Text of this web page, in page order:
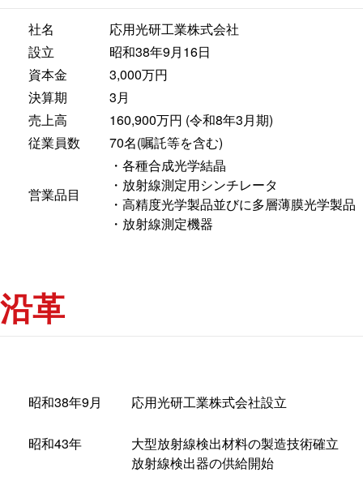
社名
応用光研工業株式会社
設立
昭和38年9月16日
資本金
3,000万円
決算期
3月
売上高
160,900万円 (令和8年3月期)
従業員数
70名(嘱託等を含む)
営業品目
・各種合成光学結晶
・放射線測定用シンチレータ
・高精度光学製品並びに多層薄膜光学製品
・放射線測定機器
沿革
昭和38年9月 応用光研工業株式会社設立
昭和43年
大型放射線検出材料の製造技術確立
放射線検出器の供給開始